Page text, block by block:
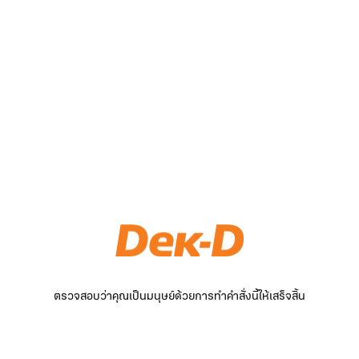
ตรวจสอบว่าคุณเป็นมนุษย์ด้วยการทำคำสั่งนี้ให้เสร็จสิ้น